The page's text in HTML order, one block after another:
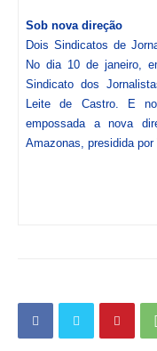
Sob nova direção
Dois Sindicatos de
No dia 10 de janeiro,
Sindicato dos
Leite de Castro. E
empossada a nova
Amazonas, presidida por